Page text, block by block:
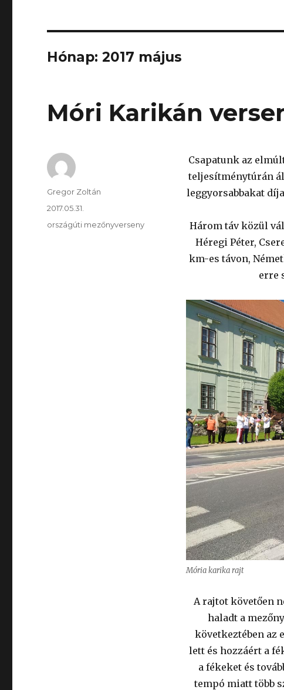
Hónap:2017 május
Móri Karikán
Csapatunk az
teljesítménytúrán
leggyorsabbakat
Három táv közül
Héregi Péter,
km-es távon,
erre
Mória karika rajt
A rajtot követően
haladt a
következtében az
lett és hozzáért a
a fékeket és
tempó miatt több
Szerző
Gregor Zoltán
Közzétéve
2017.05.31.
Kategória
országúti mezőnyverseny